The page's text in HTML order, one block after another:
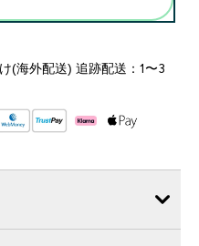
(海外配送) 追跡配送：1〜3